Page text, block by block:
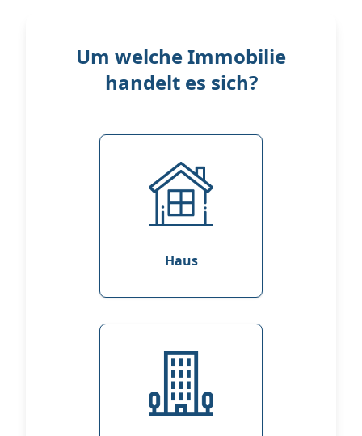
Um welche Immobilie
handelt es sich?
Haus